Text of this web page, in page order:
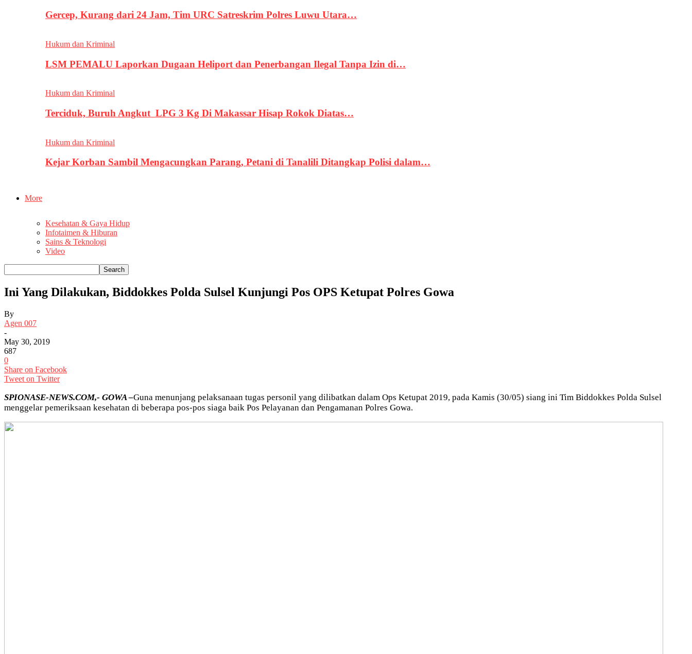
Gercep, Kurang dari 24 Jam, Tim URC Satreskrim Polres Luwu Utara…
Hukum dan Kriminal
LSM PEMALU Laporkan Dugaan Heliport dan Penerbangan Ilegal Tanpa Izin di…
Hukum dan Kriminal
Terciduk, Buruh Angkut LPG 3 Kg Di Makassar Hisap Rokok Diatas…
Hukum dan Kriminal
Kejar Korban Sambil Mengacungkan Parang, Petani di Tanalili Ditangkap Polisi dalam…
More
Kesehatan & Gaya Hidup
Infotaimen & Hiburan
Sains & Teknologi
Video
Ini Yang Dilakukan, Biddokkes Polda Sulsel Kunjungi Pos OPS Ketupat Polres Gowa
By
Agen 007
-
May 30, 2019
687
0
Share on Facebook
Tweet on Twitter
SPIONASE-NEWS.COM,- GOWA –Guna menunjang pelaksanaan tugas personil yang dilibatkan dalam Ops Ketupat 2019, pada Kamis (30/05) siang ini Tim Biddokkes Polda Sulsel
menggelar pemeriksaan kesehatan di beberapa pos-pos siaga baik Pos Pelayanan dan Pengamanan Polres Gowa.